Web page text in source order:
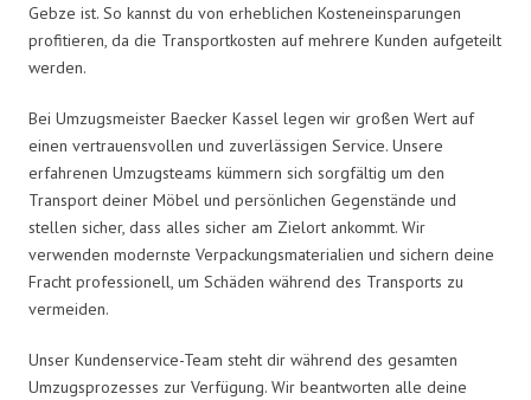
Gebze ist. So kannst du von erheblichen Kosteneinsparungen
profitieren, da die Transportkosten auf mehrere Kunden aufgeteilt
werden.
Bei Umzugsmeister Baecker Kassel legen wir großen Wert auf
einen vertrauensvollen und zuverlässigen Service. Unsere
erfahrenen Umzugsteams kümmern sich sorgfältig um den
Transport deiner Möbel und persönlichen Gegenstände und
stellen sicher, dass alles sicher am Zielort ankommt. Wir
verwenden modernste Verpackungsmaterialien und sichern deine
Fracht professionell, um Schäden während des Transports zu
vermeiden.
Unser Kundenservice-Team steht dir während des gesamten
Umzugsprozesses zur Verfügung. Wir beantworten alle deine